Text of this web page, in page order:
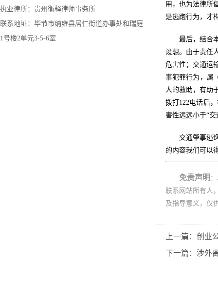
执业律所：贵州衡释律师事务所
联系地址：毕节市纳雍县居仁街道办事处和瑞庭
1号楼2单元3-5-6室
用，也为法律所
是逃跑行为，才
最后，结合
设想。由于责任
危害性；交通运
事犯罪行为，属
人的救助，有助
拨打122电话后
害性远远小于“
交通肇事逃
的内容我们可以
免责声明
联系网站所有人
及指导意义，仅
上一篇：创业
下一篇：涉外